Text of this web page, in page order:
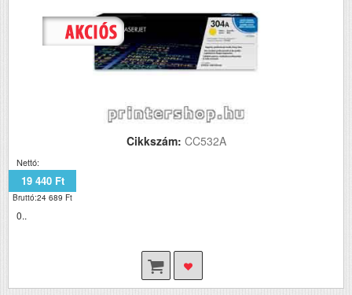
Cikkszám: CC532A
Nettó:
19 440 Ft
Bruttó:24 689 Ft
0..